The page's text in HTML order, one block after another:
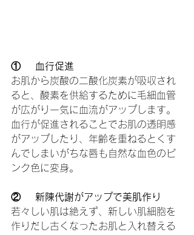
①    血行促進
お肌から炭酸の二酸化炭素が吸収され
ると、酸素を供給するために毛細血管
が広がり一気に血流がアップします。
血行が促進されることでお肌の透明感
がアップしたり、年齢を重ねるとくす
んでしまいがちな唇も自然な血色のピ
ンク色に変身。
②    新陳代謝がアップで美肌作り
若々しい肌は絶えず、新しい肌細胞を
作りだし古くなったお肌と入れ替える